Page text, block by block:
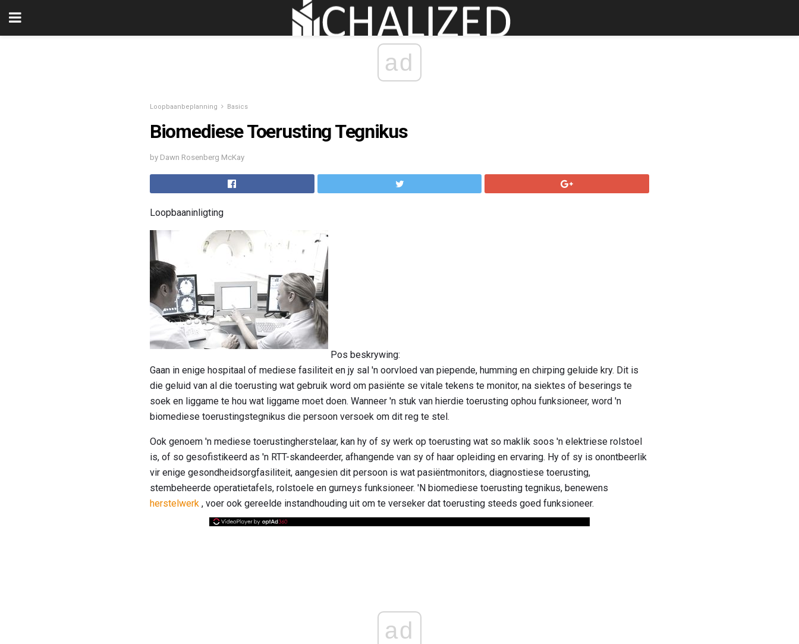
ad
Loopbaanbeplanning Basics
Biomediese Toerusting Tegnikus
by Dawn Rosenberg McKay
Loopbaaninligting
Pos beskrywing:
Gaan in enige hospitaal of mediese fasiliteit en jy sal 'n oorvloed van piepende, humming en chirping geluide kry. Dit is
die geluid van al die toerusting wat gebruik word om pasiënte se vitale tekens te monitor, na siektes of beserings te
soek en liggame te hou wat liggame moet doen. Wanneer 'n stuk van hierdie toerusting ophou funksioneer, word 'n
biomediese toerustingstegnikus die persoon versoek om dit reg te stel.
Ook genoem 'n mediese toerustingherstelaar, kan hy of sy werk op toerusting wat so maklik soos 'n elektriese rolstoel
is, of so gesofistikeerd as 'n RTT-skandeerder, afhangende van sy of haar opleiding en ervaring. Hy of sy is onontbeerlik
vir enige gesondheidsorgfasiliteit, aangesien dit persoon is wat pasiëntmonitors, diagnostiese toerusting,
stembeheerde operatietafels, rolstoele en gurneys funksioneer. 'N biomediese toerusting tegnikus, benewens
herstelwerk , voer ook gereelde instandhouding uit om te verseker dat toerusting steeds goed funksioneer.
ad